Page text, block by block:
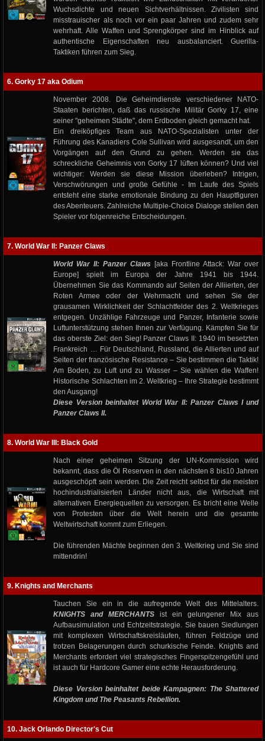
Wuchsdichte und neuen Sichtverhältnissen. Zivilisten sind
misstrauischer als noch vor ein paar Jahren und zudem sehr
wehrhaft. Alle Waffen und Sprengkörper sind im Hinblick auf
authentische Eigenschaften neu ausbalanciert. Guerilla-
Taktiken führen zum Sieg.
6. Gorky 17 aka Odium
November 2008. Die Geheimdienste verschiedener NATO-
Staaten berichten, daß das russische Militär Gorky 17, eine
seiner "geheimen Städte", dem Erdboden gleich gemacht hat.
Ein dreiköpfiges Team aus NATO-Spezialisten unter der
Führung des Kanadiers Cole Sullivan wird ausgesandt, um den
Vorgängen auf den Grund zu gehen. Werden sie das
schreckliche Geheimnis von Gorky 17 lüften können? Und viel
wichtiger: Werden sie diese Mission überleben? Intrigen,
Verschwörungen und große Gefühle - Im Laufe des Spiels
entsteht eine starke emotionale Bindung zu den Hauptfiguren
des Abenteuers. Zahlreiche Multiple-Choice Dialoge stellen den
Spieler vor folgenreiche Entscheidungen.
7. World War II: Panzer Claws
World War II: Panzer Claws
[aka Frontline Attack: War over
Europe] spielt im Europa der Jahre 1941 bis 1944.
Übernehmen Sie das Kommando auf Seiten der Alliierten, der
Roten Armee oder der Wehrmacht und sehen Sie der
grausamen Wirklichkeit der Schlachtfelder des 2. Weltkrieges
entgegen. Unzählige Fahrzeuge und Panzer, Infanterie sowie
Luftunterstützung stehen Ihnen zur Verfügung. Kämpfen Sie für
das oberste Ziel: den Sieg! Panzer Claws II: 1940 im besetzten
Frankreich … Für Deutschland, Russland, die Allierten und auf
Seiten der französische Resistance – Sie bestimmen die Taktik!
Am Boden, zu Luft und zu Wasser – Sie wählen die Waffen!
Historische Schlachten im 2. Weltkrieg – Ihre Strategie bestimmt
den Ausgang!
Diese Version beinhaltet World War II: Panzer Claws I und
Panzer Claws II.
8. World War III: Black Gold
Nach einer geheimen Sitzung der UN-Kommission wird
bekannt, dass die Öl Reserven in den nächsten 8 bis10 Jahren
ausgeschöpft sein werden. Die Zeit reicht selbst für die meisten
hochindustrialisierten Länder nicht aus, die Wirtschaft mit
alternativen Energiequellen zu versorgen. Es bricht eine Welle
von Protesten über die Welt herein und die gesamte
Weltwirtschaft kommt zum Erliegen.
Die führenden Mächte beginnen den 3. Weltkrieg und Sie sind
mittendrin!
9. Knights and Merchants
Tauchen Sie ein in die aufregende Welt des Mittelalters.
KNIGHTS and MERCHANTS ist ein gelungener Mix aus
Aufbausimulation und Echtzeitstrategie. Sie bauen Siedlungen
mit komplexen Wirtschaftskreisläufen, führen Feldzüge und
trotzen Belagerungen durch schurkische Feinde. Knights and
Merchants erfordert viel strategisches Fingerspitzengefühl und
ist auch für Hardcore Gamer eine echte Herausforderung.
Diese Version beinhaltet beide Kampagnen: The Shattered
Kingdom und The Peasants Rebellion.
10. Jack Orlando Director's Cut